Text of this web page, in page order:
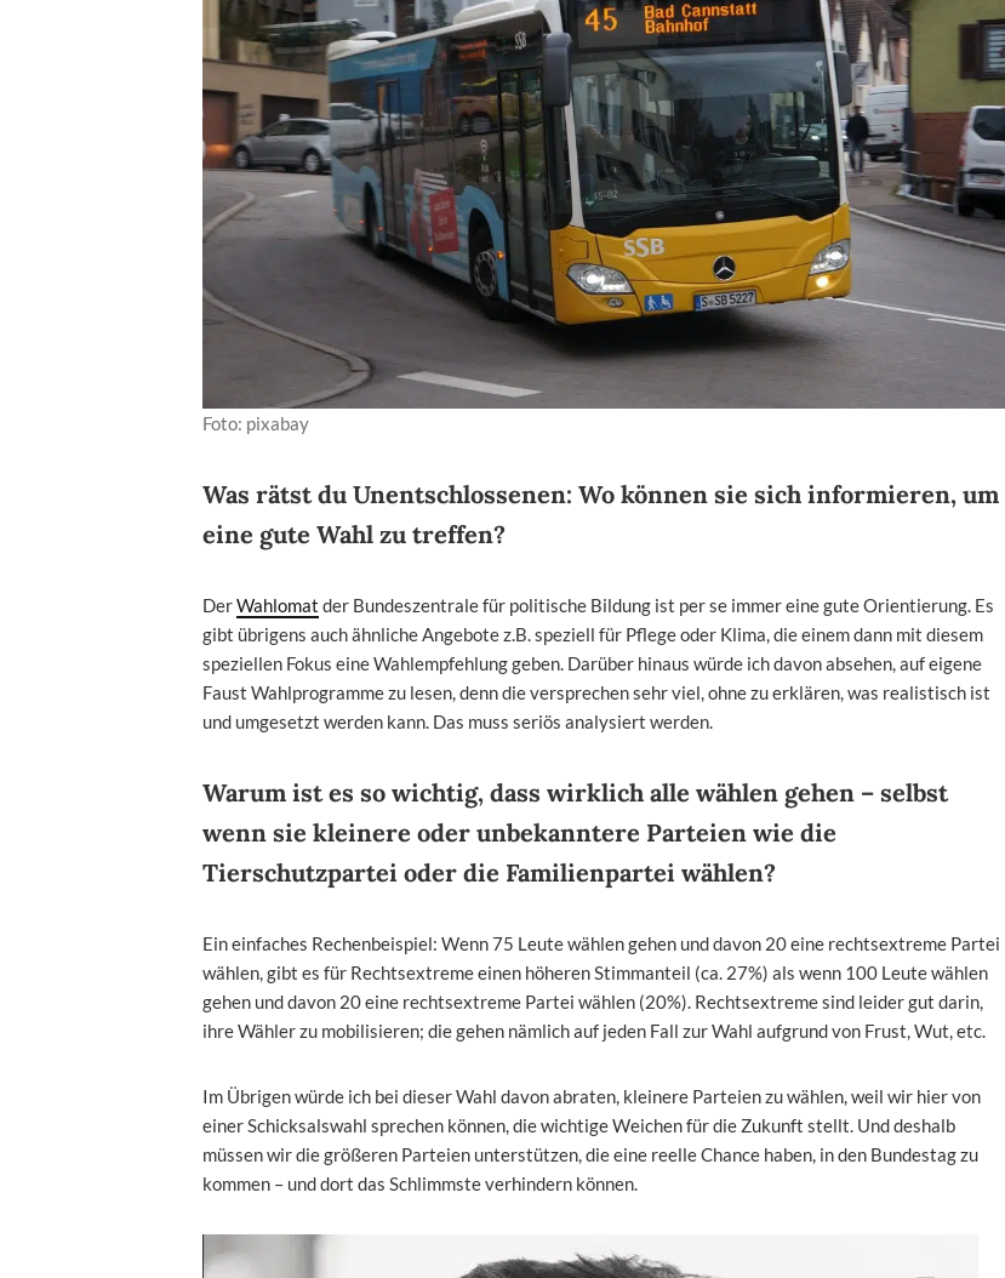
Foto: pixabay
Was rätst du Unentschlossenen: Wo können sie sich informieren, um
eine gute Wahl zu treffen?
DerWahlomat der Bundeszentrale für politische Bildung ist per se immer eine gute Orientierung. Es
gibt übrigens auch ähnliche Angebote z.B. speziell für Pflege oder Klima, die einem dann mit diesem
speziellen Fokus eine Wahlempfehlung geben. Darüber hinaus würde ich davon absehen, auf eigene
Faust Wahlprogramme zu lesen, denn die versprechen sehr viel, ohne zu erklären, was realistisch ist
und umgesetzt werden kann. Das muss seriös analysiert werden.
Warum ist es so wichtig, dass wirklich alle wählen gehen – selbst
wenn sie kleinere oder unbekanntere Parteien wie die
Tierschutzpartei oder die Familienpartei wählen?
Ein einfaches Rechenbeispiel: Wenn 75 Leute wählen gehen und davon 20 eine rechtsextreme Partei
wählen, gibt es für Rechtsextreme einen höheren Stimmanteil (ca. 27%) als wenn 100 Leute wählen
gehen und davon 20 eine rechtsextreme Partei wählen (20%). Rechtsextreme sind leider gut darin,
ihre Wähler zu mobilisieren; die gehen nämlich auf jeden Fall zur Wahl aufgrund von Frust, Wut, etc.
Im Übrigen würde ich bei dieser Wahl davon abraten, kleinere Parteien zu wählen, weil wir hier von
einer Schicksalswahl sprechen können, die wichtige Weichen für die Zukunft stellt. Und deshalb
müssen wir die größeren Parteien unterstützen, die eine reelle Chance haben, in den Bundestag zu
kommen – und dort das Schlimmste verhindern können.